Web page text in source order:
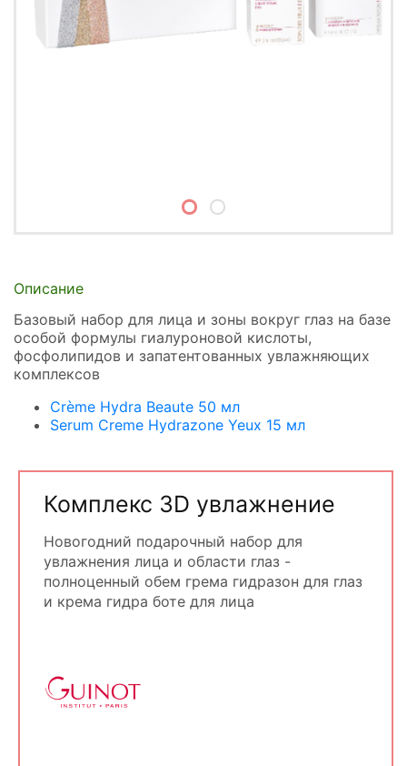
Описание
Базовый набор для лица и зоны вокруг глаз на базе
особой формулы гиалуроновой кислоты,
фосфолипидов и запатентованных увлажняющих
комплексов
Crème Hydra Beaute 50 мл
Serum Сreme Hydrazone Yeux 15 мл
Комплекс 3D увлажнение
Новогодний подарочный набор для
увлажнения лица и области глаз -
полноценный обем грема гидразон для глаз
и крема гидра боте для лица